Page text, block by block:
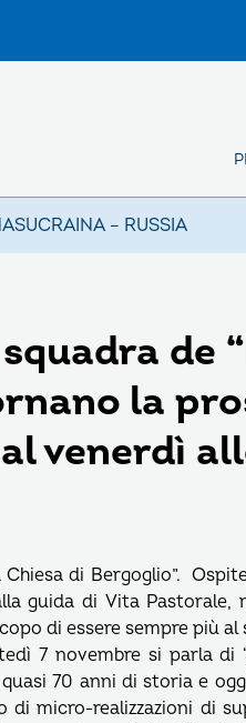
UCRAINA – RUSSIA
de
la
venerdì
di Bergoglio”.
guida di Vita Pastorale,
di essere sempre più al
7 novembre si parla di
70 anni di storia e
micro-realizzazioni di